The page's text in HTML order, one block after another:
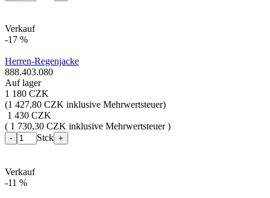
Verkauf
-17 %
Herren-Regenjacke
888.403.080
Auf lager
1 180 CZK
(1 427,80 CZK inklusive Mehrwertsteuer)
1 430 CZK
( 1 730,30 CZK inklusive Mehrwertsteuer )
- Stck +
Verkauf
-11 %